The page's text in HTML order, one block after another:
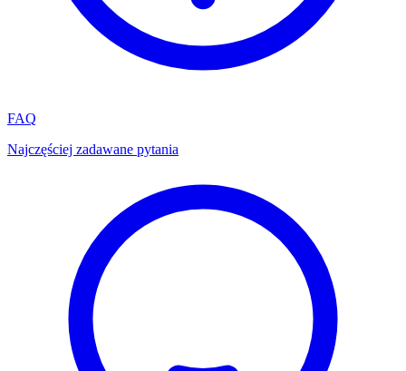
FAQ
Najczęściej zadawane pytania